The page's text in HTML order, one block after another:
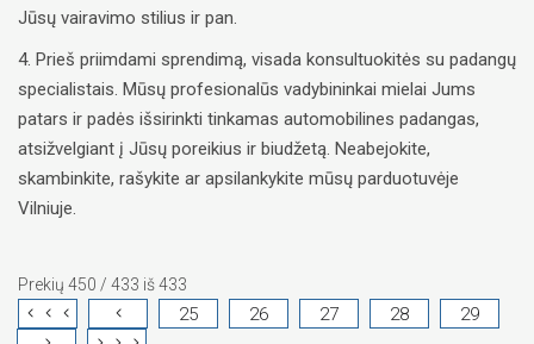
Jūsų vairavimo stilius ir pan.
4. Prieš priimdami sprendimą, visada konsultuokitės su padangų
specialistais. Mūsų profesionalūs vadybininkai mielai Jums
patars ir padės išsirinkti tinkamas automobilines padangas,
atsižvelgiant į Jūsų poreikius ir biudžetą. Neabejokite,
skambinkite, rašykite ar apsilankykite mūsų parduotuvėje
Vilniuje.
Prekių 450 / 433 iš 433
25 26 27 28 29